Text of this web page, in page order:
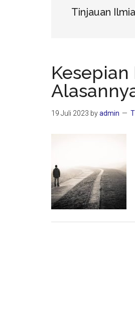
Tinjauan
19 Juli 2023 byadmin